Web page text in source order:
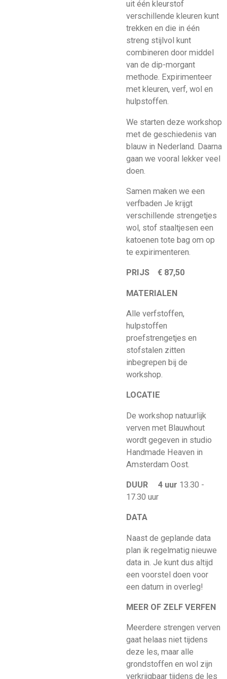
uit één kleurstof
verschillende kleuren kunt
trekken en die in één
streng stijlvol kunt
combineren door middel
van de dip-morgant
methode. Expirimenteer
met kleuren, verf, wol en
hulpstoffen.
We starten deze workshop
met de geschiedenis van
blauw in Nederland. Daarna
gaan we vooral lekker veel
doen.
Samen maken we een
verfbaden Je krijgt
verschillende strengetjes
wol, stof staaltjesen een
katoenen tote bag om op
te expirimenteren.
PRIJS € 87,50
MATERIALEN
Alle verfstoffen,
hulpstoffen
proefstrengetjes en
stofstalen zitten
inbegrepen bij de
workshop.
LOCATIE
De workshop natuurlijk
verven met Blauwhout
wordt gegeven in studio
Handmade Heaven in
Amsterdam Oost.
DUUR 4 uur 13.30 -
17.30 uur
DATA
Naast de geplande data
plan ik regelmatig nieuwe
data in. Je kunt dus altijd
een voorstel doen voor
een datum in overleg!
MEER OF ZELF VERFEN
Meerdere strengen verven
gaat helaas niet tijdens
deze les, maar alle
grondstoffen en wol zijn
verkrijgbaar tijdens de les